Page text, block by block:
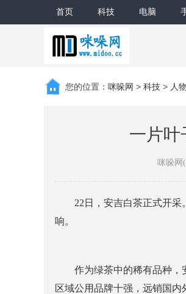
首页 科技 电脑
您的位置： 咪哚网 > 科技 > 人
一片叶
咪哚网
22日，安吉白茶正式开采
响。
作为绿茶中的稀有品种，安
区域公用品牌十强，远销国内